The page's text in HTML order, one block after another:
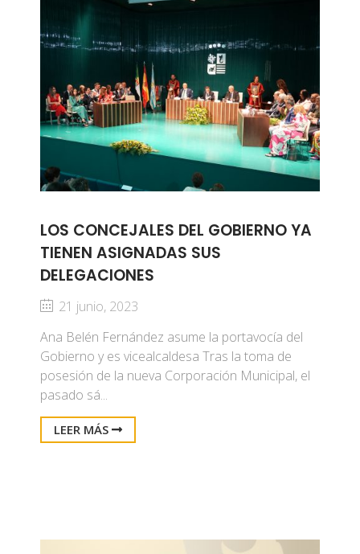
LOS CONCEJALES DEL GOBIERNO YA
TIENEN ASIGNADAS SUS
DELEGACIONES
21 junio, 2023
Ana Belén Fernández asume la portavocía del
Gobierno y es vicealcaldesa Tras la toma de
posesión de la nueva Corporación Municipal, el
pasado sá...
LEER MÁS